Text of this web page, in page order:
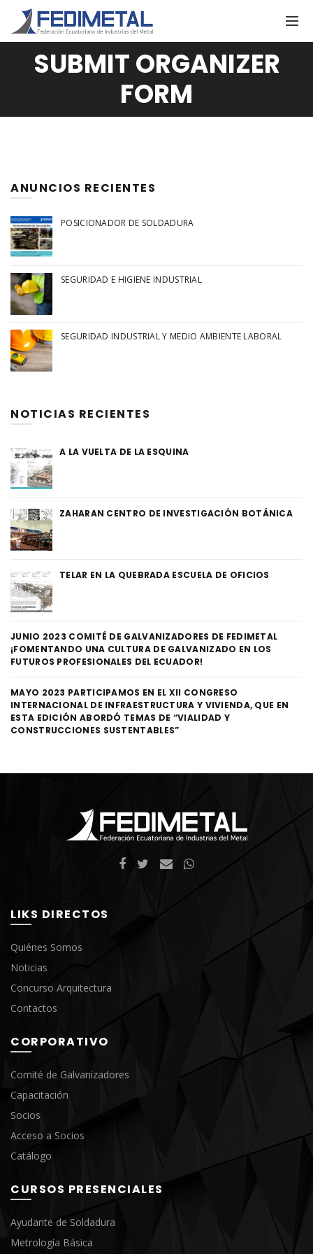
SUBMIT ORGANIZER
FORM
ANUNCIOS RECIENTES
POSICIONADOR DE SOLDADURA
SEGURIDAD E HIGIENE INDUSTRIAL
SEGURIDAD INDUSTRIAL Y MEDIO AMBIENTE LABORAL
NOTICIAS RECIENTES
A LA VUELTA DE LA ESQUINA
ZAHARAN CENTRO DE INVESTIGACIÓN BOTÁNICA
TELAR EN LA QUEBRADA ESCUELA DE OFICIOS
JUNIO 2023 COMITÉ DE GALVANIZADORES DE FEDIMETAL
¡FOMENTANDO UNA CULTURA DE GALVANIZADO EN LOS
FUTUROS PROFESIONALES DEL ECUADOR!
MAYO 2023 PARTICIPAMOS EN EL XII CONGRESO
INTERNACIONAL DE INFRAESTRUCTURA Y VIVIENDA, QUE EN
ESTA EDICIÓN ABORDÓ TEMAS DE “VIALIDAD Y
CONSTRUCCIONES SUSTENTABLES”
LIKS DIRECTOS
Quiénes Somos
Noticias
Concurso Arquitectura
Contactos
CORPORATIVO
Comité de Galvanizadores
Capacitación
Socios
Acceso a Socios
Catálogo
CURSOS PRESENCIALES
Ayudante de Soldadura
Metrología Básica